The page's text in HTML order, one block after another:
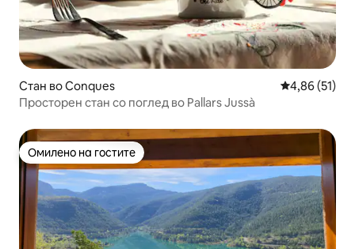
Стан во Conques Просечна
4,86 (51)
Просторен стан со поглед во Pallars Jussà
Омилено на гостите
Омилено на гостите